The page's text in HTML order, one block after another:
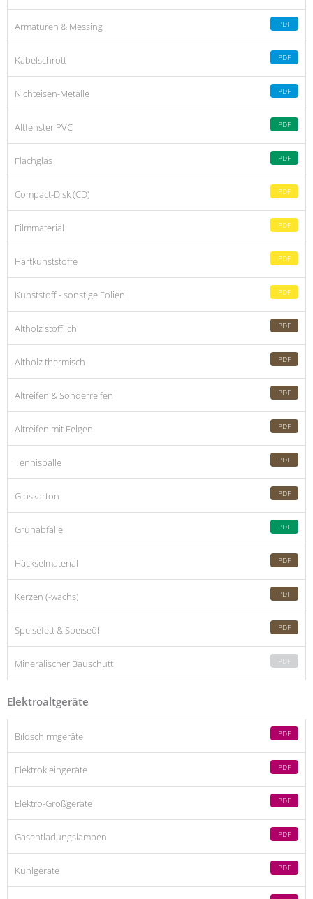
Armaturen & Messing PDF
Kabelschrott PDF
Nichteisen-Metalle PDF
Altfenster PVC PDF
Flachglas PDF
Compact-Disk (CD) PDF
Filmmaterial PDF
Hartkunststoffe PDF
Kunststoff - sonstige Folien PDF
Altholz stofflich PDF
Altholz thermisch PDF
Altreifen & Sonderreifen PDF
Altreifen mit Felgen PDF
Tennisbälle PDF
Gipskarton PDF
Grünabfälle PDF
Häckselmaterial PDF
Kerzen (-wachs) PDF
Speisefett & Speiseöl PDF
Mineralischer Bauschutt PDF
Elektroaltgeräte
Bildschirmgeräte PDF
Elektrokleingeräte PDF
Elektro-Großgeräte PDF
Gasentladungslampen PDF
Kühlgeräte PDF